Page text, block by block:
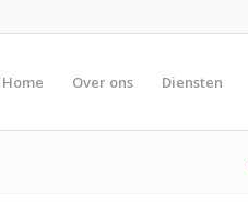
Home Over ons Diensten